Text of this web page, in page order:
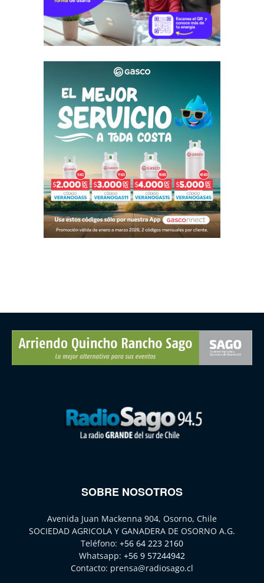
SOBRE NOSOTROS
Avenida Juan Mackenna 904, Osorno, Chile
SOCIEDAD AGRICOLA Y GANADERA DE OSORNO A.G.
Teléfono: +56 64 223 2160
Whatsapp: +56 9 57244942
Contacto: prensa@radiosago.cl